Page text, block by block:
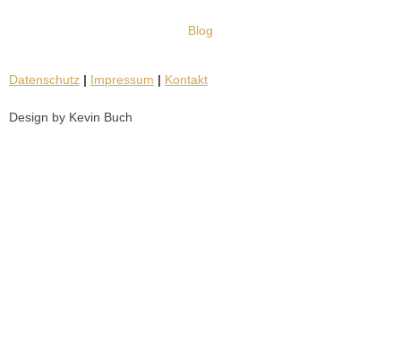
Blog
Datenschutz | Impressum | Kontakt
Design by Kevin Buch